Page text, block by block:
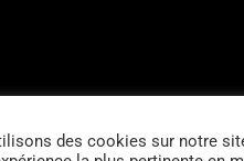
des cookies sur notre